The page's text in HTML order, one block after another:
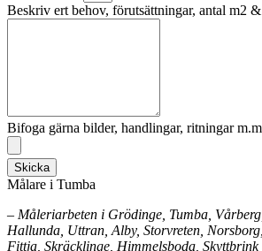
Beskriv ert behov, förutsättningar, antal m2
Bifoga gärna bilder, handlingar, ritningar
Skicka
Målare i Tumba
– Måleriarbeten i Grödinge, Tumba,
Hallunda, Uttran, Alby, Storvreten,
Fittja, Skräcklinge, Himmelsboda, Skyttbrink